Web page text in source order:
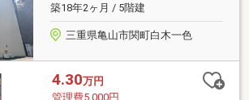
築18年2ヶ月 / 5階建
三重県亀山市関町白木一色
4.30万円
管理費5,000円